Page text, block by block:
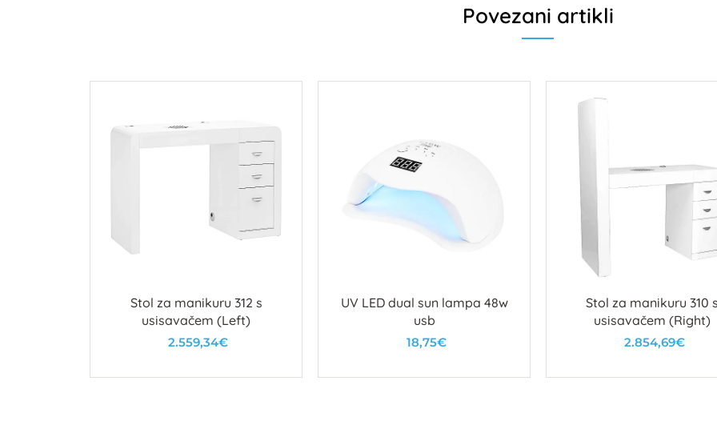
Povezani artikli
Stol za manikuru 312 s
usisavačem (Left)
2.559,34€
U košaricu
UV LED dual sun lampa 48w
usb
18,75€
U košaricu
Stol za manikuru 310
usisavačem (Right)
2.854,69€
U košaricu